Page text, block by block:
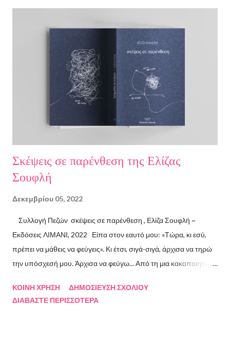
Σκέψεις σε παρένθεση της Ελίζας
Σουφλή
Δεκεμβρίου 05, 2022
Συλλογή Πεζών σκέψεις σε παρένθεση , Ελίζα Σουφλή ~
Εκδόσεις ΛΙΜΑΝΙ, 2022 Είπα στον εαυτό μου: «Τώρα, κι εσύ,
πρέπει να μάθεις να φεύγεις». Κι έτσι, σιγά-σιγά, άρχισα να τηρώ
την υπόσχεσή μου. Άρχισα να φεύγω... Από τη μια κακοποιητική
συμβάσεις ασύμβατες με το εγώ μου, από ταμπέλες που
ΚΟΙΝΉ ΧΡΉΣΗ
ΔΗΜΟΣΊΕΥΣΗ ΣΧΟΛΊΟΥ
ΔΙΑΒΆΣΤΕ ΠΕΡΙΣΣΌΤΕΡΑ